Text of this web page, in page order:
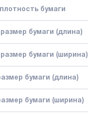
бумаги
бумаги (длина)
бумаги (ширина)
бумаги (длина)
бумаги (ширина)